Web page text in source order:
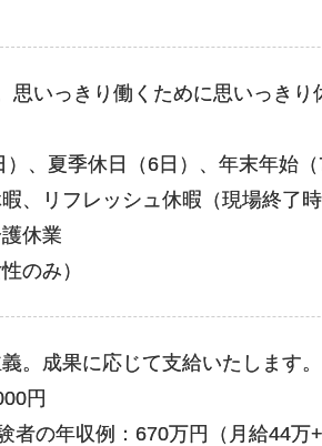
思いっきり働くために思いっきり
、夏季休日（6日）、年末年始（
、リフレッシュ休暇（現場終了
休業
のみ）
。成果に応じて支給いたします。
円
者の年収例：670万円（月給44万+